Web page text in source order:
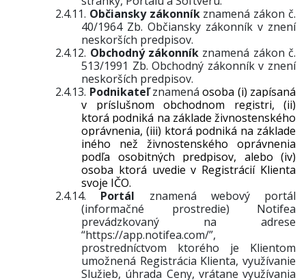
2.4.11. Občiansky zákonníkznamená zákon č.
40/1964 Zb. Občiansky zákonník v znení
neskorších predpisov.
2.4.12. Obchodný zákonníkznamená zákon č.
513/1991 Zb. Obchodný zákonník v znení
neskorších predpisov.
2.4.13. Podnikateľznamenáosoba (i) zapísaná
v príslušnom obchodnom registri, (ii)
ktorá podniká na základe živnostenského
oprávnenia, (iii) ktorá podniká na základe
iného než živnostenského oprávnenia
podľa osobitných predpisov, alebo (iv)
osoba ktorá uvedie v Registrácií Klienta
svoje IČO.
2.4.14. Portál znamená webový portál
(informačné prostredie) Notifea
prevádzkovaný na adrese
“https://app.notifea.com/”,
prostredníctvom ktorého je Klientom
umožnená Registrácia Klienta, využívanie
Služieb, úhrada Ceny, vrátane využívania